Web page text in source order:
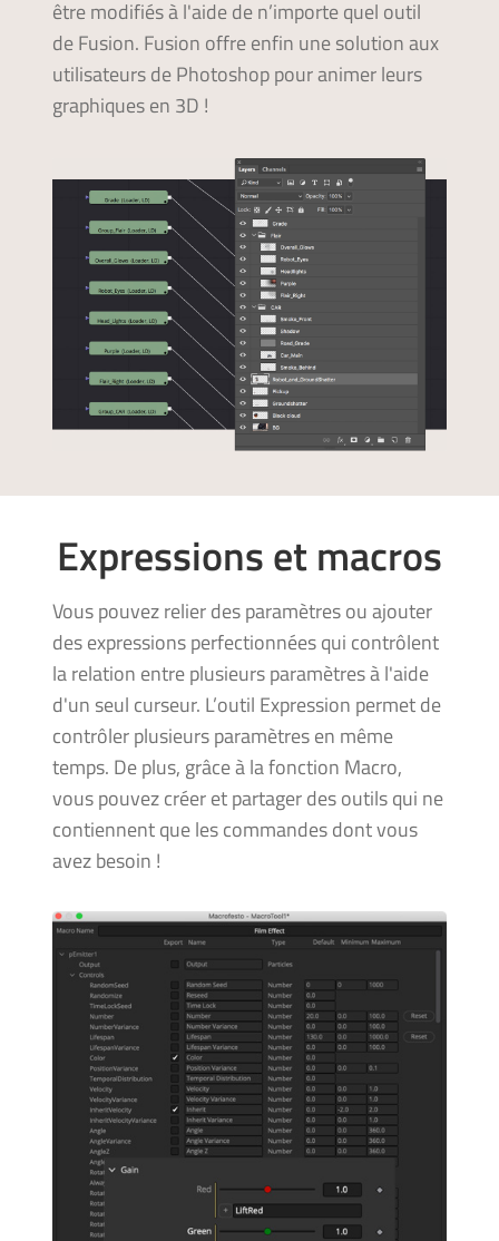
être modifiés à l'aide de n’importe quel outil
de Fusion. Fusion offre enfin une solution aux
utilisateurs de Photoshop pour animer leurs
graphiques en 3D !
Expressions et macros
Vous pouvez relier des paramètres ou ajouter
des expressions perfectionnées qui contrôlent
la relation entre plusieurs paramètres à l'aide
d'un seul curseur. L’outil Expression permet de
contrôler plusieurs paramètres en même
temps. De plus, grâce à la fonction Macro,
vous pouvez créer et partager des outils qui ne
contiennent que les commandes dont vous
avez besoin !